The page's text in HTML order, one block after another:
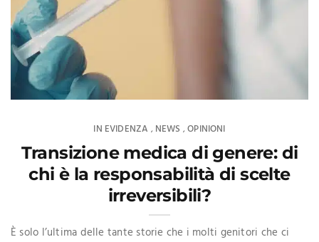
IN EVIDENZA , NEWS ,OPINIONI
Transizione medica di genere: di
chi è la responsabilità di scelte
irreversibili?
È solo l’ultima delle tante storie che i molti genitori che ci